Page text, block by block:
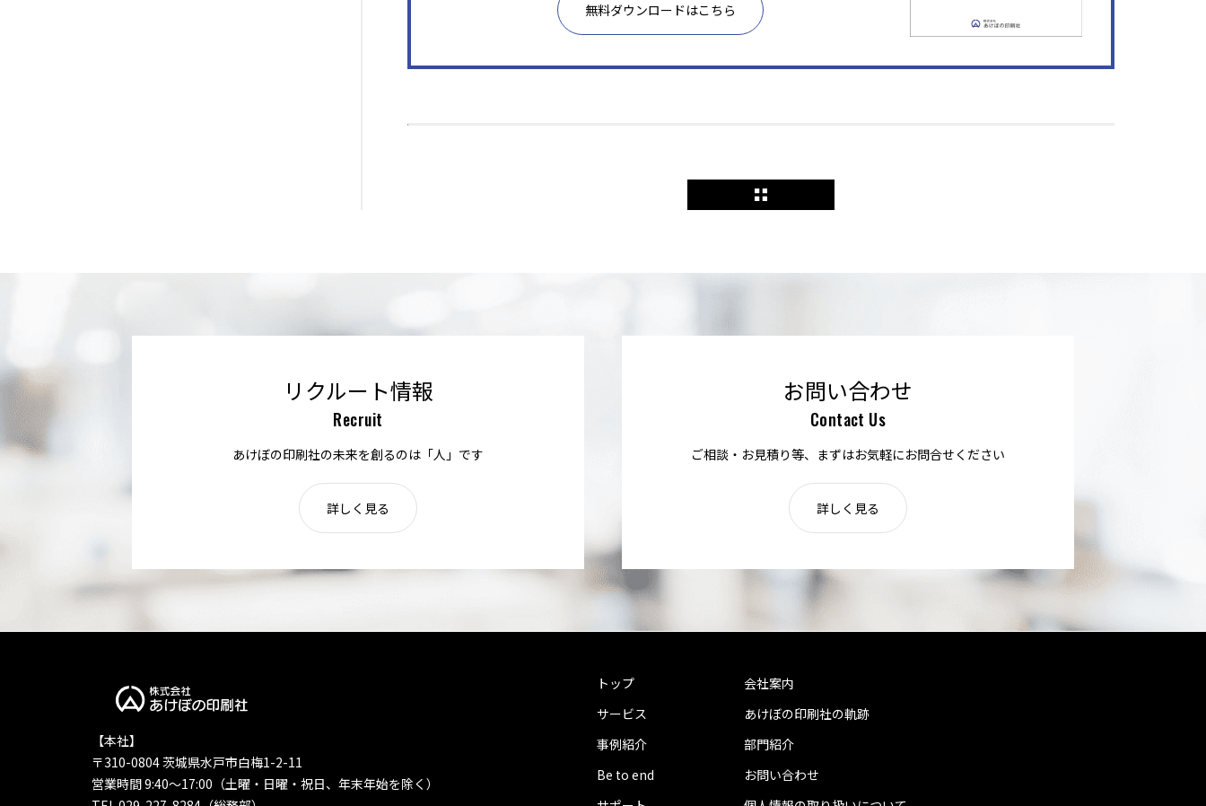
無料ダウンロードはこちら
リクルート情報
Recruit
あけぼの印刷社の未来を創るのは「人」です
詳しく見る
お問い合わせ
Contact Us
ご相談・お見積り等、まずはお気軽にお問合せください
詳しく見る
【本社】
〒310-0804 茨城県水戸市白梅1-2-11
営業時間 9:40〜17:00（土曜・日曜・祝日、年末年始を除く）
トップ
サービス
事例紹介
Be to end
会社案内
あけぼの印刷社の軌跡
部門紹介
お問い合わせ